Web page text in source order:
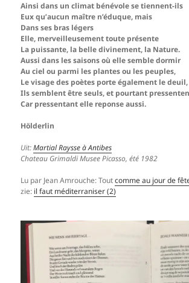
Ainsi dans un climat bénévole se tiennent-ils
Eux qu’aucun maître n’éduque, mais
Dans ses bras légers
Elle, merveilleusement toute présente
La puissante, la belle divinement, la Nature.
Aussi dans les saisons où elle semble dormir
Au ciel ou parmi les plantes ou les peuples,
Le visage des poètes porte également le deuil,
Ils semblent être seuls, et pourtant
Car pressentant elle reponse aussi.
Hölderlin
Uit:Martial Raysse à Antibes
Chateau Grimaldi Musee Picasso, été 1982
Lu par Jean Amrouche: Toutcomme au jour de
zie: il faut méditerraniser (2)